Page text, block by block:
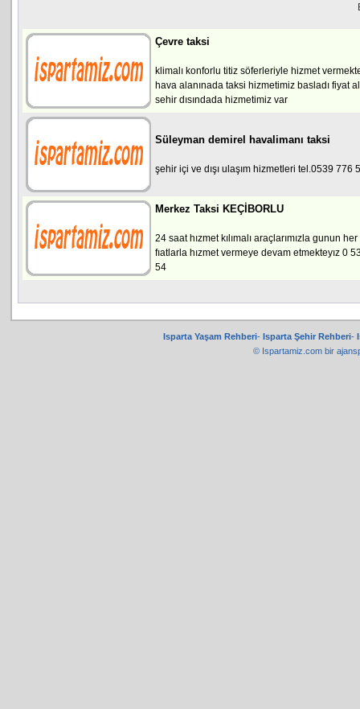
Çevre taksi
klimalı konforlu titiz söferleriyle hizmet
hava alanınada taksi hizmetimiz basladı fiyat
sehir dısındada hizmetimiz var
Süleyman demirel havalimanı taksi
şehir içi ve dışı ulaşım hizmetleri tel.0539 776
Merkez Taksi KEÇİBORLU
24 saat hızmet kılımalı araçlarımızla gunun
fıatlarla hızmet vermeye devam etmekteyız 0
54
Isparta Yaşam Rehberi- Isparta Şehir Rehberi-
© Ispartamiz.com bir